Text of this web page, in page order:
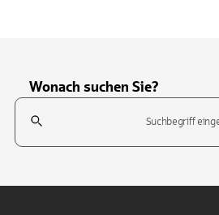
Wonach suchen Sie?
Suchfeld